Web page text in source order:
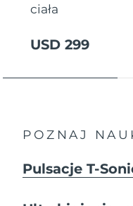
ciała
USD 299
POZNAJ
Pulsacje T-